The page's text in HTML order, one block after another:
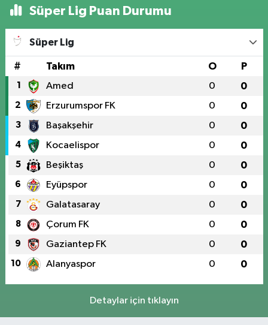
Süper Lig Puan Durumu
Süper Lig
# Takım O P
1 Amed 0 0
2 Erzurumspor FK 0 0
3 Başakşehir 0 0
4 Kocaelispor 0 0
5 Beşiktaş 0 0
6 Eyüpspor 0 0
7 Galatasaray 0 0
8 Çorum FK 0 0
9 Gaziantep FK 0 0
10 Alanyaspor 0 0
Detaylar için tıklayın